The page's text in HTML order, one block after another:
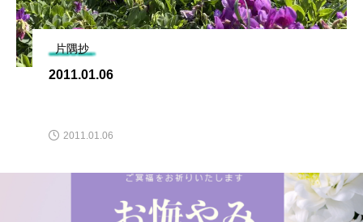
片隅抄
2011.01.06
2011.01.06